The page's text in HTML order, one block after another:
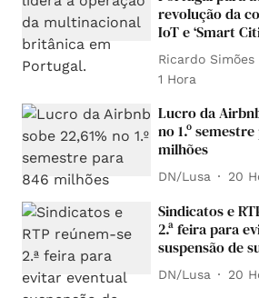
revolução da
IoT e ‘Smart
Ricardo Simões
1 Hora
Lucro da
no 1.º
milhões
DN/Lusa 20
Sindicatos e
2.ª feira para
suspensão de
DN/Lusa 20